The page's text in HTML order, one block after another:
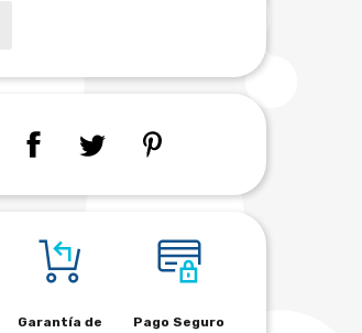
Garantía de
Pago Seguro